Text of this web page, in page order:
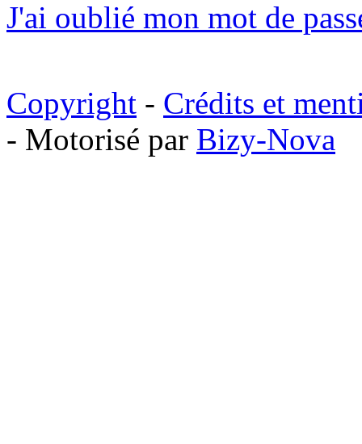
J'ai oublié mon mot de
Copyright - Crédits et
- Motorisé par Bizy-Nova